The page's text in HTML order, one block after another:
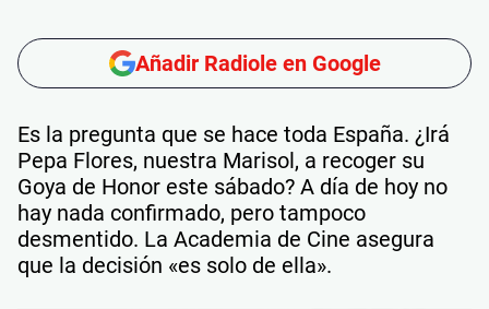
Añadir Radiole en Google
Es la pregunta que se hace toda España. ¿Irá
Pepa Flores, nuestra Marisol, a recoger su
Goya de Honor este sábado? A día de hoy no
hay nada confirmado, pero tampoco
desmentido. La Academia de Cine asegura
que la decisión «es solo de ella».